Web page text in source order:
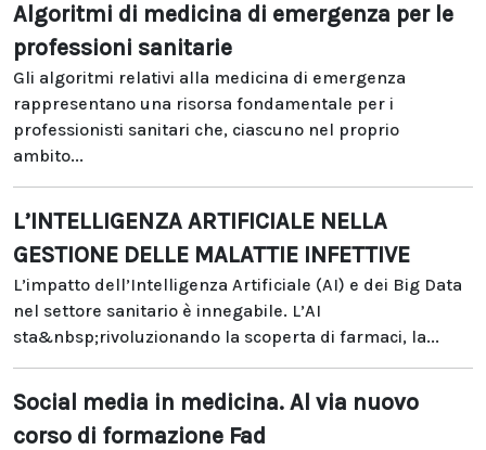
Algoritmi di medicina di emergenza per le
professioni sanitarie
Gli algoritmi relativi alla medicina di emergenza
rappresentano una risorsa fondamentale per i
professionisti sanitari che, ciascuno nel proprio
ambito...
L’INTELLIGENZA ARTIFICIALE NELLA
GESTIONE DELLE MALATTIE INFETTIVE
L’impatto dell’Intelligenza Artificiale (AI) e dei Big Data
nel settore sanitario è innegabile. L’AI
sta&nbsp;rivoluzionando la scoperta di farmaci, la...
Social media in medicina. Al via nuovo
corso di formazione Fad